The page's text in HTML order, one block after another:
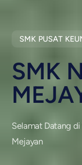
SMK PUSAT
SMK
Selamat Datang
Mejayan